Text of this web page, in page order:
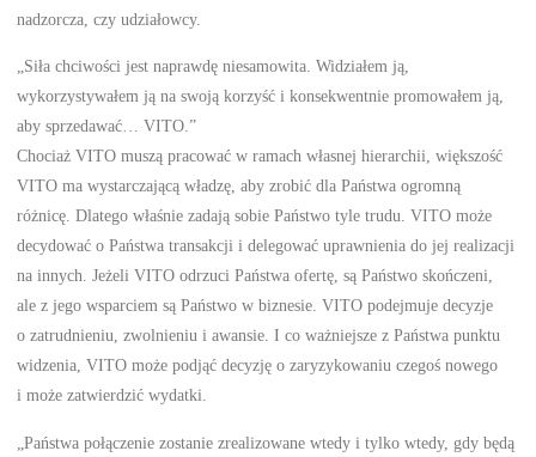
nadzorcza, czy udziałowcy.
„Siła chciwości jest naprawdę niesamowita. Widziałem ją,
wykorzystywałem ją na swoją korzyść i konsekwentnie promowałem ją,
aby sprzedawać… VITO.”
Chociaż VITO muszą pracować w ramach własnej hierarchii, większość
VITO ma wystarczającą władzę, aby zrobić dla Państwa ogromną
różnicę. Dlatego właśnie zadają sobie Państwo tyle trudu. VITO może
decydować o Państwa transakcji i delegować uprawnienia do jej realizacji
na innych. Jeżeli VITO odrzuci Państwa ofertę, są Państwo skończeni,
ale z jego wsparciem są Państwo w biznesie. VITO podejmuje decyzje
o zatrudnieniu, zwolnieniu i awansie. I co ważniejsze z Państwa punktu
widzenia, VITO może podjąć decyzję o zaryzykowaniu czegoś nowego
i może zatwierdzić wydatki.
„Państwa połączenie zostanie zrealizowane wtedy i tylko wtedy, gdy będą